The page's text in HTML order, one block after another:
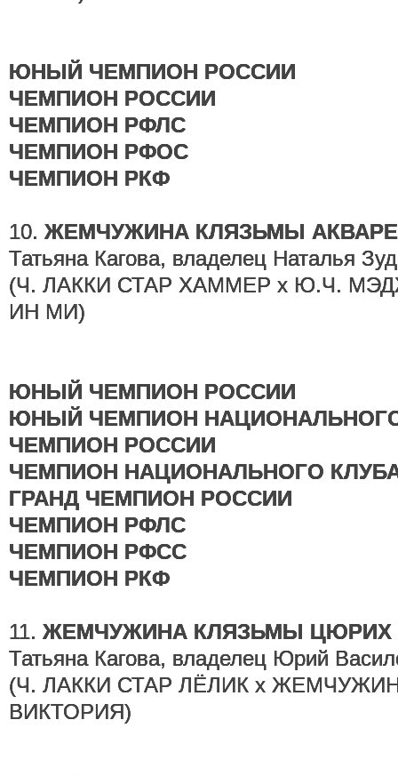
ЮНЫЙ ЧЕМПИОН РОССИИ
ЧЕМПИОН РОССИИ
ЧЕМПИОН РФЛС
ЧЕМПИОН РФОС
ЧЕМПИОН РКФ
10. ЖЕМЧУЖИНА КЛЯЗЬМЫ
Татьяна Кагова, владелец Наталья
(Ч. ЛАККИ СТАР ХАММЕР х Ю.Ч.
ИН МИ)
ЮНЫЙ ЧЕМПИОН РОССИИ
ЮНЫЙ ЧЕМПИОН
ЧЕМПИОН РОССИИ
ЧЕМПИОН НАЦИОНАЛЬНОГО
ГРАНД ЧЕМПИОН РОССИИ
ЧЕМПИОН РФЛС
ЧЕМПИОН РФСС
ЧЕМПИОН РКФ
11. ЖЕМЧУЖИНА КЛЯЗЬМЫ ЦЮРИХ
Татьяна Кагова, владелец Юрий
(Ч. ЛАККИ СТАР ЛЁЛИК х
ВИКТОРИЯ)